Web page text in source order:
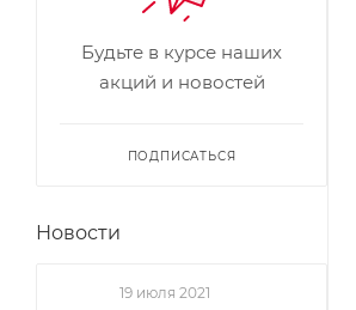
Будьте в курсе наших
акций и новостей
ПОДПИСАТЬСЯ
Новости
19 июля 2021